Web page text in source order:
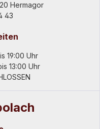
Hermagor
43
19:00 Uhr
13:00 Uhr